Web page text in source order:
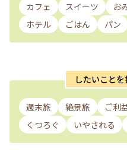
カフェ スイーツ お
ホテル
ごはん パン
したいこと
週末旅 絶景旅 ご利
くつろぐ
いやされる